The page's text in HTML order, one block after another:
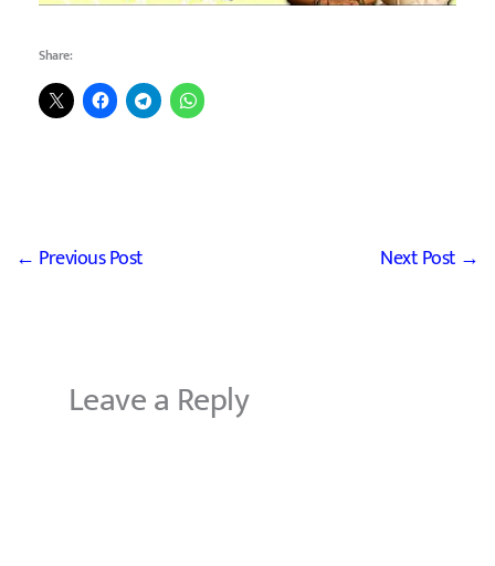
Share:
← Previous Post Next Post →
Leave a Reply